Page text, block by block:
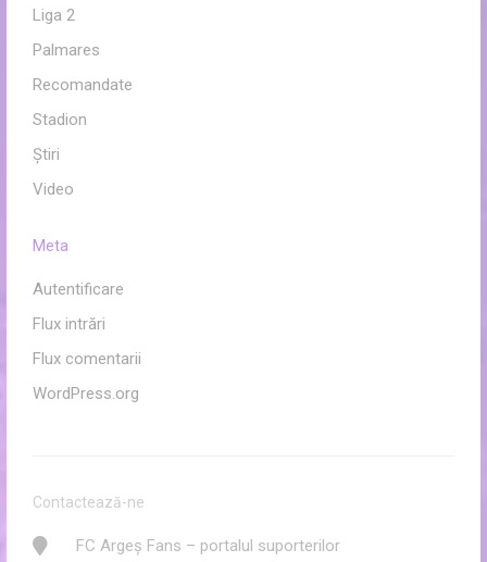
Liga 2
Palmares
Recomandate
Stadion
Ştiri
Video
Meta
Autentificare
Flux intrări
Flux comentarii
WordPress.org
Contactează-ne
FC Argeș Fans – portalul suporterilor